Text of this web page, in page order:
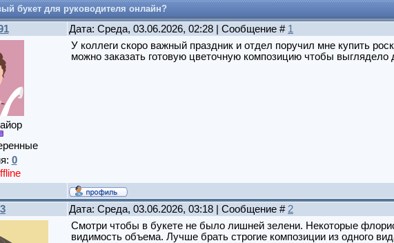
букет для руководителя онлайн?
Дата: Среда, 03.06.2026, 02:28 | Сообщение # 1
0
У коллеги скоро важный праздник и отдел поручил мне купить
можно заказать готовую цветочную композицию чтобы
Дата: Среда, 03.06.2026, 03:18 | Сообщение # 2
Смотри чтобы в букете не было лишней зелени. Некоторые
видимость объема. Лучше брать строгие композиции из одного